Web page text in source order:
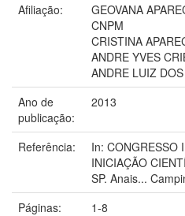
Afiliação:
GEOVANA
CNPM
CRISTINA
ANDRE YVES
ANDRE LUIZ
Ano de
publicação:
2013
Referência:
In: CONGRESSO
INICIAÇÃO
SP. Anais...
Páginas:
1-8